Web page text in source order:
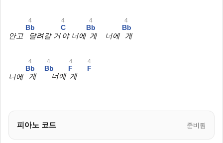
안고
Bb
4
달려갈 거
C
4
야 너에
Bb
4
게 너에
Bb
4
게
너에
Bb
4
게
Bb
4
너에
F
4
게
F
4
피아노 코드 준비됨